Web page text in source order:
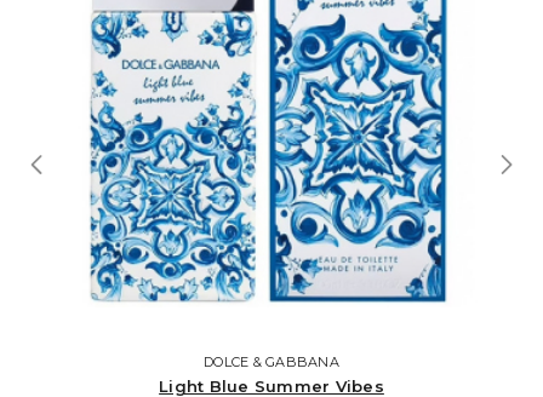
DOLCE & GABBANA
Light Blue Summer Vibes